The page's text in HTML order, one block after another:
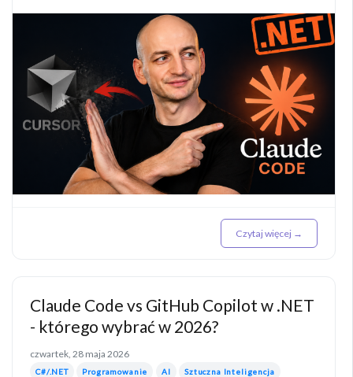
Czytaj więcej →
Claude Code vs GitHub Copilot w .NET
- którego wybrać w 2026?
czwartek, 28 maja 2026
C#/.NET Programowanie AI Sztuczna Inteligencja